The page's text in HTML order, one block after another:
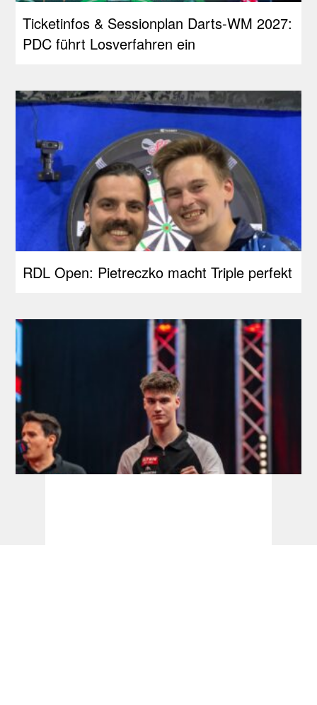
Ticketinfos & Sessionplan Darts-WM 2027:
PDC führt Losverfahren ein
RDL Open: Pietreczko macht Triple perfekt